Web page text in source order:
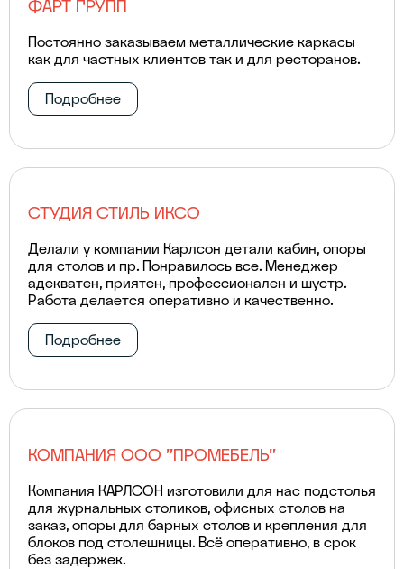
ФАРТ ГРУПП
Постоянно заказываем металлические каркасы
как для частных клиентов так и для ресторанов.
Подробнее
СТУДИЯ СТИЛЬ ИКСО
Делали у компании Карлсон детали кабин, опоры
для столов и пр. Понравилось все. Менеджер
адекватен, приятен, профессионален и шустр.
Работа делается оперативно и качественно.
Подробнее
КОМПАНИЯ ООО "ПРОМЕБЕЛЬ"
Компания КАРЛСОН изготовили для нас подстолья
для журнальных столиков, офисных столов на
заказ, опоры для барных столов и крепления для
блоков под столешницы. Всё оперативно, в срок
без задержек.